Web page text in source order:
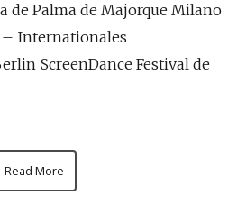
de Palma de Majorque Milano
– Internationales
ScreenDance Festival de
Read More